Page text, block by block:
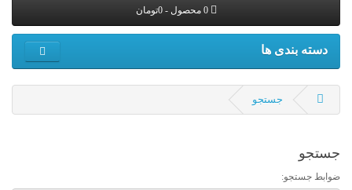
0 محصول - 0تومان
دسته بندی ها
جستجو
جستجو
ضوابط جستجو: